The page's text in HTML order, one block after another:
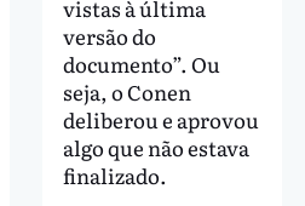
vistas à última
versão do
documento”. Ou
seja, o Conen
deliberou e aprovou
algo que não estava
finalizado.